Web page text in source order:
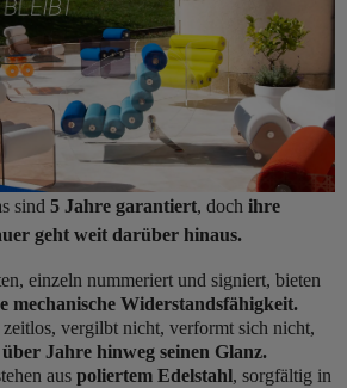
sind 5 Jahre garantiert, doch ihre
geht weit darüber hinaus.
einzeln nummeriert und signiert, bieten
mechanische Widerstandsfähigkeit.
vergilbt nicht, verformt sich nicht,
Jahre hinweg seinen Glanz.
aus poliertem Edelstahl, sorgfältig in